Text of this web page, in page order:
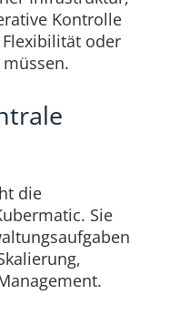
Kontrolle
oder
die
Sie